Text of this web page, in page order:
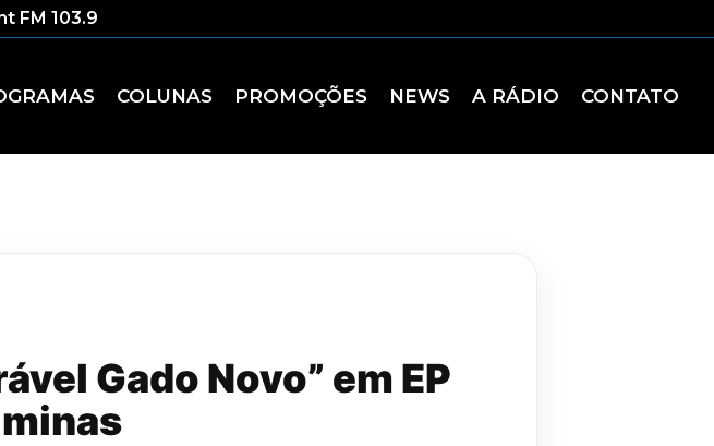
FM 103.9
COLUNAS PROMOÇÕES NEWS A RÁDIO CONTATO
Gado Novo” em EP